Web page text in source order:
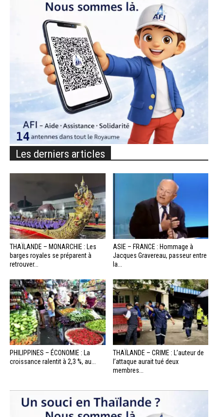
Les derniers articles
THAÏLANDE – MONARCHIE : Les
barges royales se préparent à
retrouver...
ASIE – FRANCE : Hommage à
Jacques Gravereau, passeur entre
la...
PHILIPPINES – ÉCONOMIE : La
croissance ralentit à 2,3 %, au...
THAÏLANDE – CRIME : L’auteur de
l’attaque aurait tué deux
membres...